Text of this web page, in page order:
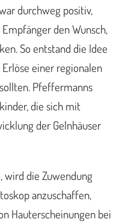
durchweg positiv,
den Wunsch,
So entstand die Idee
einer regionalen
Pfeffermanns
die sich mit
der Gelnhäuser
wird die Zuwendung
anzuschaffen,
Hauterscheinungen bei